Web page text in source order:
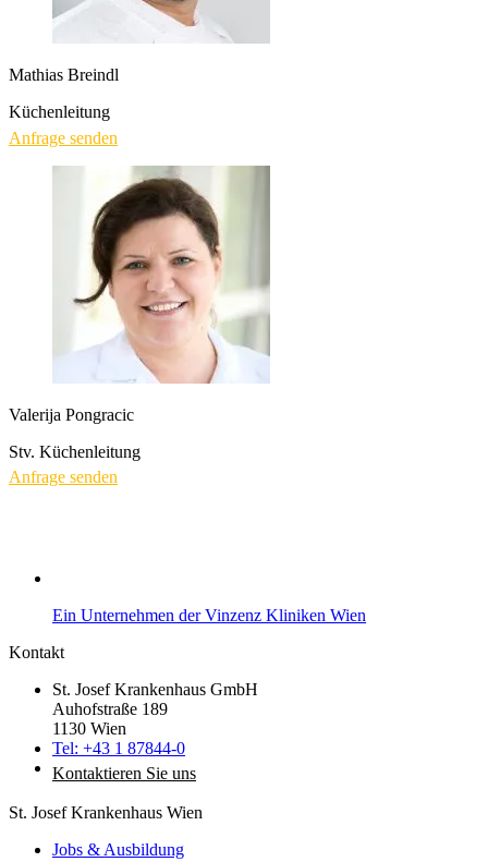
Mathias Breindl
Küchenleitung
Anfrage senden
Valerija Pongracic
Stv. Küchenleitung
Anfrage senden
Ein Unternehmen der Vinzenz Kliniken Wien
Kontakt
St. Josef Krankenhaus GmbH
Auhofstraße 189
1130 Wien
Tel: +43 1 87844-0
Kontaktieren Sie uns
St. Josef Krankenhaus Wien
Jobs & Ausbildung